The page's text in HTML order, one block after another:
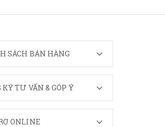
SÁCH BÁN HÀNG
KÝ TƯ VẤN & GÓP Ý
ONLINE